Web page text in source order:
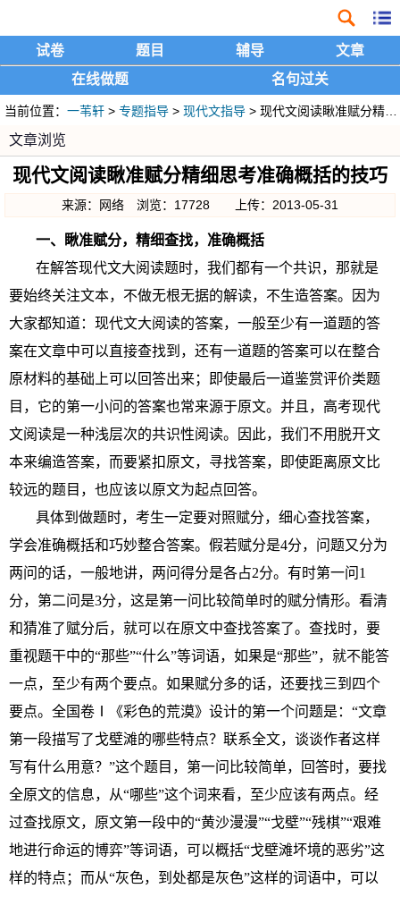
试卷 题目 辅导
文章
在线做题
名句过关
当前位置： 一苇轩 > 专题指导 > 现代文指导 > 现代文阅读瞅准赋分精细思考准确概括的技巧
文章浏览
现代文阅读瞅准赋分精细思考准确概括的技巧
来源：网络 浏览：17728 上传：2013-05-31
一、瞅准赋分，精细查找，准确概括
在解答现代文大阅读题时，我们都有一个共识，那就是
要始终关注文本，不做无根无据的解读，不生造答案。因为
大家都知道：现代文大阅读的答案，一般至少有一道题的答
案在文章中可以直接查找到，还有一道题的答案可以在整合
原材料的基础上可以回答出来；即使最后一道鉴赏评价类题
目，它的第一小问的答案也常来源于原文。并且，高考现代
文阅读是一种浅层次的共识性阅读。因此，我们不用脱开文
本来编造答案，而要紧扣原文，寻找答案，即使距离原文比
较远的题目，也应该以原文为起点回答。
具体到做题时，考生一定要对照赋分，细心查找答案，
学会准确概括和巧妙整合答案。假若赋分是4分，问题又分为
两问的话，一般地讲，两问得分是各占2分。有时第一问1
分，第二问是3分，这是第一问比较简单时的赋分情形。看清
和猜准了赋分后，就可以在原文中查找答案了。查找时，要
重视题干中的“那些”“什么”等词语，如果是“那些”，就不能答
一点，至少有两个要点。如果赋分多的话，还要找三到四个
要点。全国卷Ⅰ《彩色的荒漠》设计的第一个问题是：“文章
第一段描写了戈壁滩的哪些特点？联系全文，谈谈作者这样
写有什么用意？”这个题目，第一问比较简单，回答时，要找
全原文的信息，从“哪些”这个词来看，至少应该有两点。经
过查找原文，原文第一段中的“黄沙漫漫”“戈壁”“残棋”“艰难
地进行命运的博弈”等词语，可以概括“戈壁滩坏境的恶劣”这
样的特点；而从“灰色，到处都是灰色”这样的词语中，可以